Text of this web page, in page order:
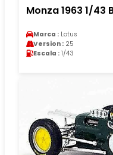
Monza 1963 1/43
Marca : Lotus
Version : 25
Escala : 1/43